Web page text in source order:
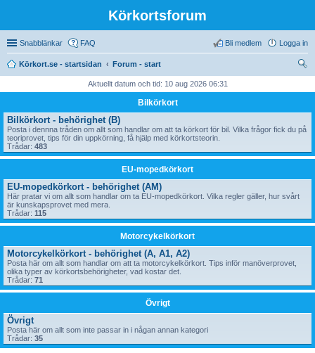
Körkortsforum
Snabblänkar FAQ Logga in
Bli medlem
Körkort.se - startsidan
Forum - start
Aktuellt datum och tid: 10 aug 2026 06:31
Bilkörkort
Bilkörkort - behörighet (B)
Posta i dennna tråden om allt som handlar om att ta körkort för bil. Vilka frågor fick du på
teoriprovet, tips för din uppkörning, få hjälp med körkortsteorin.
Trådar: 483
EU-mopedkörkort
EU-mopedkörkort - behörighet (AM)
Här pratar vi om allt som handlar om ta EU-mopedkörkort. Vilka regler gäller, hur svårt
är kunskapsprovet med mera.
Trådar: 115
Motorcykelkörkort
Motorcykelkörkort - behörighet (A, A1, A2)
Posta här om allt som handlar om att ta motorcykelkörkort. Tips inför manöverprovet,
olika typer av körkortsbehörigheter, vad kostar det.
Trådar: 71
Övrigt
Övrigt
Posta här om allt som inte passar in i någan annan kategori
Trådar: 35